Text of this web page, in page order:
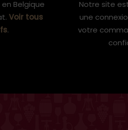
Belgique
Voir tous
.
Notre site
une
votre